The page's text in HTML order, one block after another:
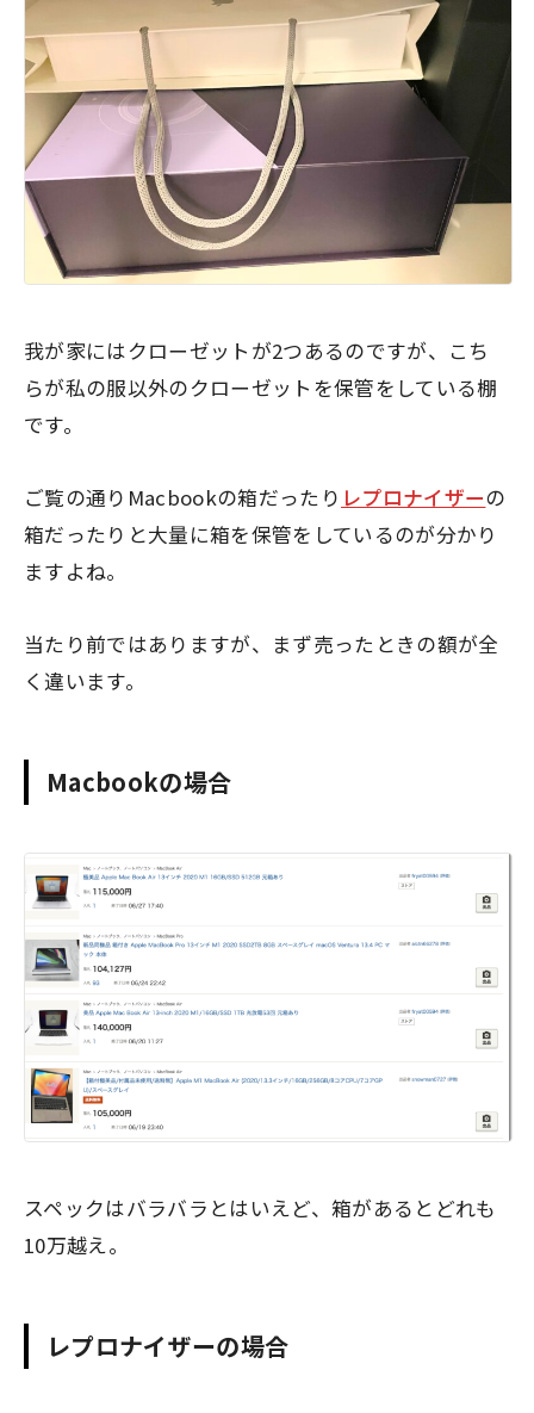
我が家にはクローゼットが2つあるのですが、こち
らが私の服以外のクローゼットを保管をしている棚
です。
ご覧の通りMacbookの箱だったり レプロナイザーの
箱だったりと大量に箱を保管をしているのが分かり
ますよね。
当たり前ではありますが、まず売ったときの額が全
く違います。
Macbookの場合
スペックはバラバラとはいえど、箱があるとどれも
10万越え。
レプロナイザーの場合